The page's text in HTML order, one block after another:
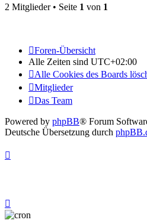
2 Mitglieder • Seite 1 von 1
Foren-Übersicht
Alle Zeiten sind UTC+02:00
Alle Cookies des Boards
Mitglieder
Das Team
Powered by phpBB® Forum
Deutsche Übersetzung durch